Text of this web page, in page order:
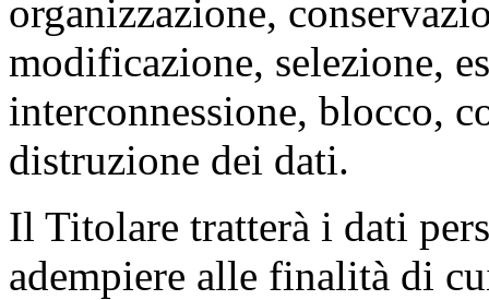
organizzazione,
modificazione, selezione,
interconnessione, blocco,
distruzione dei dati.
Il Titolare tratterà i dati
adempiere alle finalità di